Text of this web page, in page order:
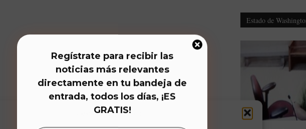
Gestiona tu privacidad
Estado de
Regístrate para recibir las
noticias más relevantes
directamente en tu bandeja de
entrada, todos los días, ¡ES
GRATIS!